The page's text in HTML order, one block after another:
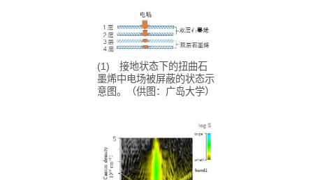
(1) 接地状态下的扭曲石
墨烯中电场被屏蔽的状态示
意图。（供图：广岛大学）